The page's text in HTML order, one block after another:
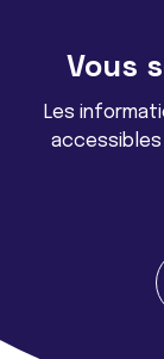
Vous
Les
accessibles